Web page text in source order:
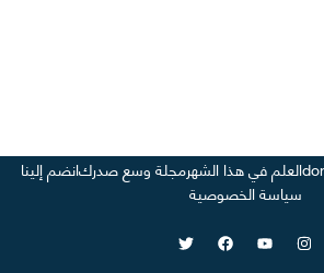
العلم في هذا الشهرمجلة وسع صدركانضم إلينا
سياسة الخصوصية